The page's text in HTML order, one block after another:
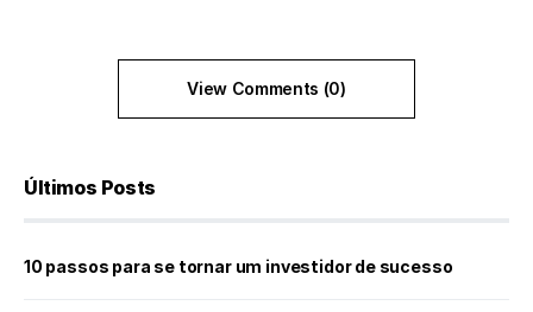
View Comments (0)
Últimos Posts
10 passos para se tornar um investidor de sucesso